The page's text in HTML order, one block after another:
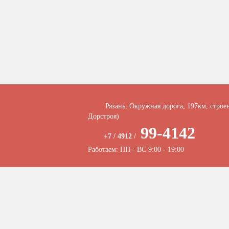
Рязань, Окружная дорога, 197км,
Дорстроя)
+7 / 4912 / 99-4142
Работаем: ПН - ВС 9:00 - 19:00